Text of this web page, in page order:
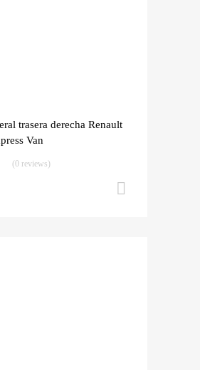
trasera derecha Renault
Van
(0 reviews)